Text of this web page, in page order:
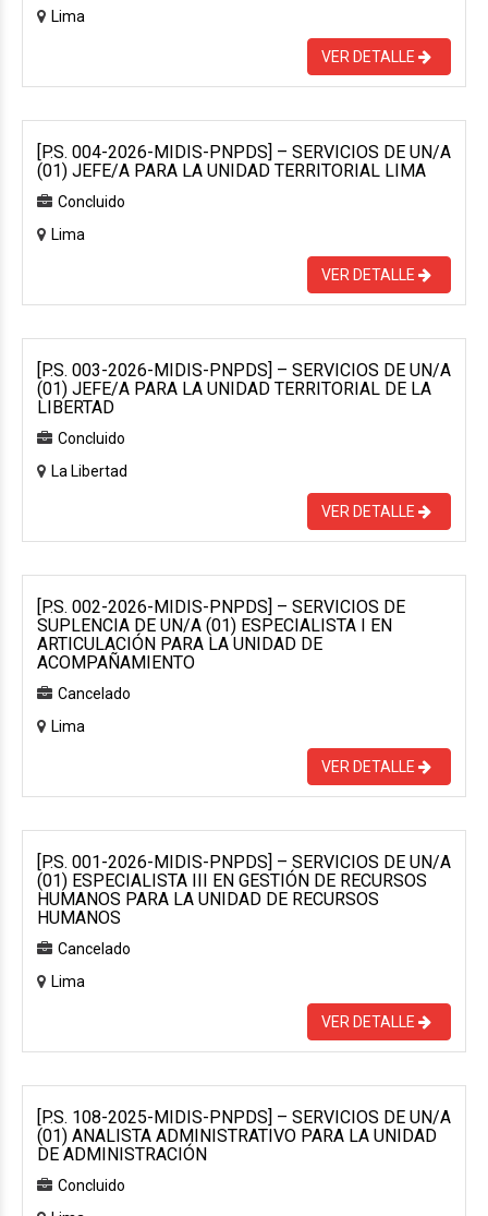
Lima
VER DETALLE
[P.S. 004-2026-MIDIS-PNPDS] – SERVICIOS DE UN/A
(01) JEFE/A PARA LA UNIDAD TERRITORIAL LIMA
Concluido
Lima
VER DETALLE
[P.S. 003-2026-MIDIS-PNPDS] – SERVICIOS DE UN/A
(01) JEFE/A PARA LA UNIDAD TERRITORIAL DE LA
LIBERTAD
Concluido
La Libertad
VER DETALLE
[P.S. 002-2026-MIDIS-PNPDS] – SERVICIOS DE
SUPLENCIA DE UN/A (01) ESPECIALISTA I EN
ARTICULACIÓN PARA LA UNIDAD DE
ACOMPAÑAMIENTO
Cancelado
Lima
VER DETALLE
[P.S. 001-2026-MIDIS-PNPDS] – SERVICIOS DE UN/A
(01) ESPECIALISTA III EN GESTIÓN DE RECURSOS
HUMANOS PARA LA UNIDAD DE RECURSOS
HUMANOS
Cancelado
Lima
VER DETALLE
[P.S. 108-2025-MIDIS-PNPDS] – SERVICIOS DE UN/A
(01) ANALISTA ADMINISTRATIVO PARA LA UNIDAD
DE ADMINISTRACIÓN
Concluido